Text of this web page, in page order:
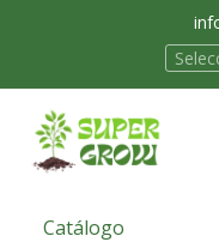
Catálogo